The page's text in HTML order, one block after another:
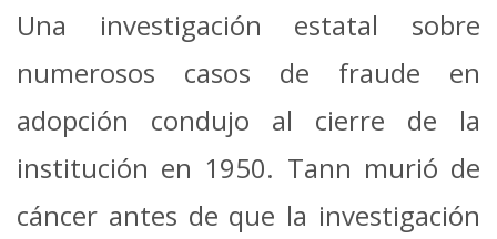
Una investigación estatal sobre
numerosos casos de fraude en
adopción condujo al cierre de la
institución en 1950. Tann murió de
cáncer antes de que la investigación